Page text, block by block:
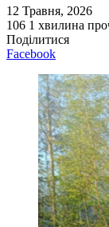
12 Травня, 2026
106 1 хвилина
Поділитися
Facebook